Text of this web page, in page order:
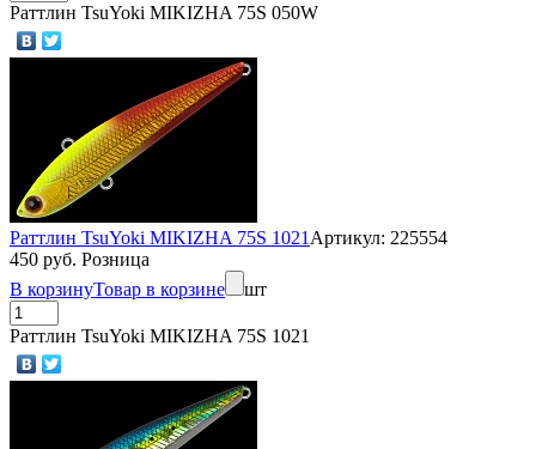
Раттлин TsuYoki MIKIZHA 75S 050W
Раттлин TsuYoki MIKIZHA 75S 1021 Артикул: 225554
450 руб. Розница
В корзинуТовар в корзине шт
Раттлин TsuYoki MIKIZHA 75S 1021